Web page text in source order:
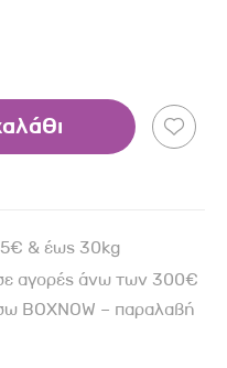
& έως 30kg
αγορές άνω των 300€
BOXNOW – παραλαβή